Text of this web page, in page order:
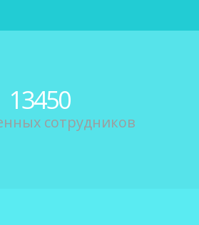
13450
сотрудников